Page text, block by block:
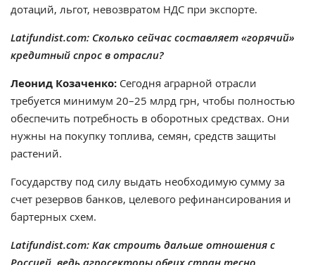
дотаций, льгот, невозвратом НДС при экспорте.
Latifundist.com: Сколько сейчас составляет «горячий»
кредитный спрос в отрасли?
Леонид Козаченко: Сегодня аграрной отрасли
требуется минимум 20–25 млрд грн, чтобы полностью
обеспечить потребность в оборотных средствах. Они
нужны на покупку топлива, семян, средств защиты
растений.
Государству под силу выдать необходимую сумму за
счет резервов банков, целевого рефинансирования и
бартерных схем.
Latifundist.com: Как строить дальше отношения с